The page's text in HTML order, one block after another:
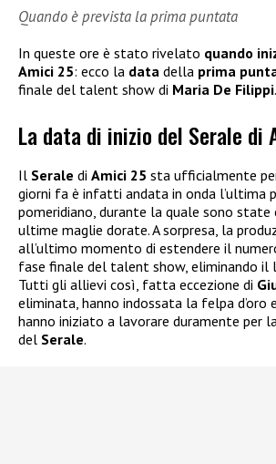
Quando è prevista la prima puntata
In queste ore è stato rivelato quando
Amici 25: ecco la data della prima
finale del talent show di Maria De Filippi.
La data di inizio del Serale di
Il Serale di Amici 25 sta ufficialmente
giorni fa è infatti andata in onda l’ultima
pomeridiano, durante la quale sono state
ultime maglie dorate. A sorpresa, la
all’ultimo momento di estendere il
fase finale del talent show, eliminando il
Tutti gli allievi così, fatta eccezione di
eliminata, hanno indossata la felpa d’oro
hanno iniziato a lavorare duramente per
del Serale.